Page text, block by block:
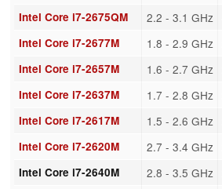
Intel Core i7-2675QM 2.2 - 3.1 GHz
Intel Core i7-2677M 1.8 - 2.9 GHz
Intel Core i7-2657M 1.6 - 2.7 GHz
Intel Core i7-2637M 1.7 - 2.8 GHz
Intel Core i7-2617M 1.5 - 2.6 GHz
Intel Core i7-2620M 2.7 - 3.4 GHz
Intel Core i7-2640M 2.8 - 3.5 GHz